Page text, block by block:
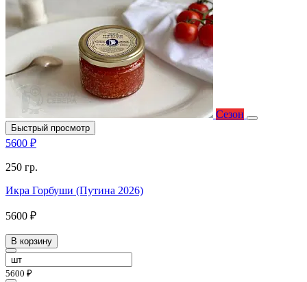
Сезон
Быстрый просмотр
5600 ₽
250 гр.
Икра Горбуши (Путина 2026)
5600 ₽
В корзину
5600 ₽